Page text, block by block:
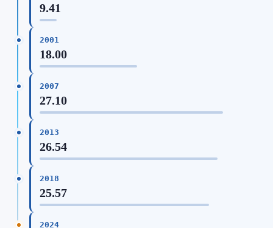
9.41
2001
18.00
2007
27.10
2013
26.54
2018
25.57
2024